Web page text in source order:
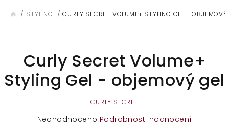
DOMŮ
/ STYLING / CURLY SECRET VOLUME+ STYLING GEL - OBJEMOVÝ
Curly Secret Volume+
Styling Gel - objemový gel
CURLY SECRET
Průměrné
Neohodnoceno Podrobnosti hodnocení